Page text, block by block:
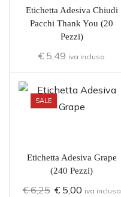
Etichetta Adesiva Chiudi
Pacchi Thank You (20
Pezzi)
€ 5,49 iva inclusa
SALE
Etichetta Adesiva Grape
(240 Pezzi)
€6,25 €5,00 iva inclusa